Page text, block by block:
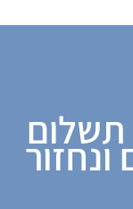
תשלום